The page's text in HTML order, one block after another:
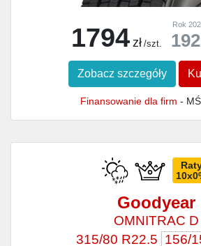
1794 zł /szt.
Rok
Zobacz szczegóły
Finansowanie dla firm -
Goodyear
OMNITRAC D
315/80 R22.5 156/